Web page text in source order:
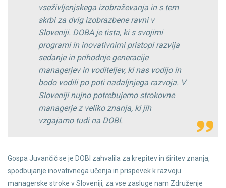
vseživljenjskega izobraževanja in s tem
skrbi za dvig izobrazbene ravni v
Sloveniji. DOBA je tista, ki s svojimi
programi in inovativnimi pristopi razvija
sedanje in prihodnje generacije
managerjev in voditeljev, ki nas vodijo in
bodo vodili po poti nadaljnjega razvoja. V
Sloveniji nujno potrebujemo strokovne
managerje z veliko znanja, ki jih
vzgajamo tudi na DOBI.
Gospa Juvančič se je DOBI zahvalila za krepitev in širitev znanja,
spodbujanje inovativnega učenja in prispevek k razvoju
managerske stroke v Sloveniji, za vse zasluge nam Združenje